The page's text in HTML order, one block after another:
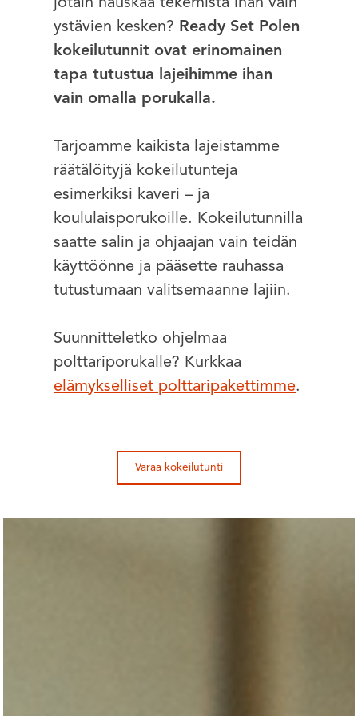
jotain hauskaa tekemistä ihan vain
ystävien kesken? Ready Set Polen
kokeilutunnit ovat erinomainen
tapa tutustua lajeihimme ihan
vain omalla porukalla.
Tarjoamme kaikista lajeistamme
räätälöityjä kokeilutunteja
esimerkiksi kaveri – ja
koululaisporukoille. Kokeilutunnilla
saatte salin ja ohjaajan vain teidän
käyttöönne ja pääsette rauhassa
tutustumaan valitsemaanne lajiin.
Suunnitteletko ohjelmaa
polttariporukalle? Kurkkaa
elämykselliset polttaripakettimme.
Varaa kokeilutunti